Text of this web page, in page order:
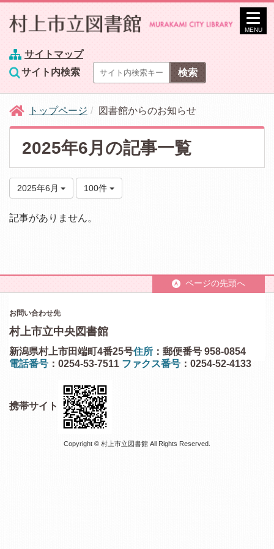
サイトマップ
サイト内検索
MENU
トップページ 図書館からのお知らせ
2025年6月の記事一覧
2025年6月 100件
記事がありません。
ページの先頭へ
お問い合わせ先
村上市立中央図書館
住所 ：郵便番号 958-0854
新潟県村上市田端町4番25号
電話番号 ：0254-53-7511 ファクス番号 ：0254-52-4133
携帯サイト
Copyright © 村上市立図書館 All Rights Reserved.